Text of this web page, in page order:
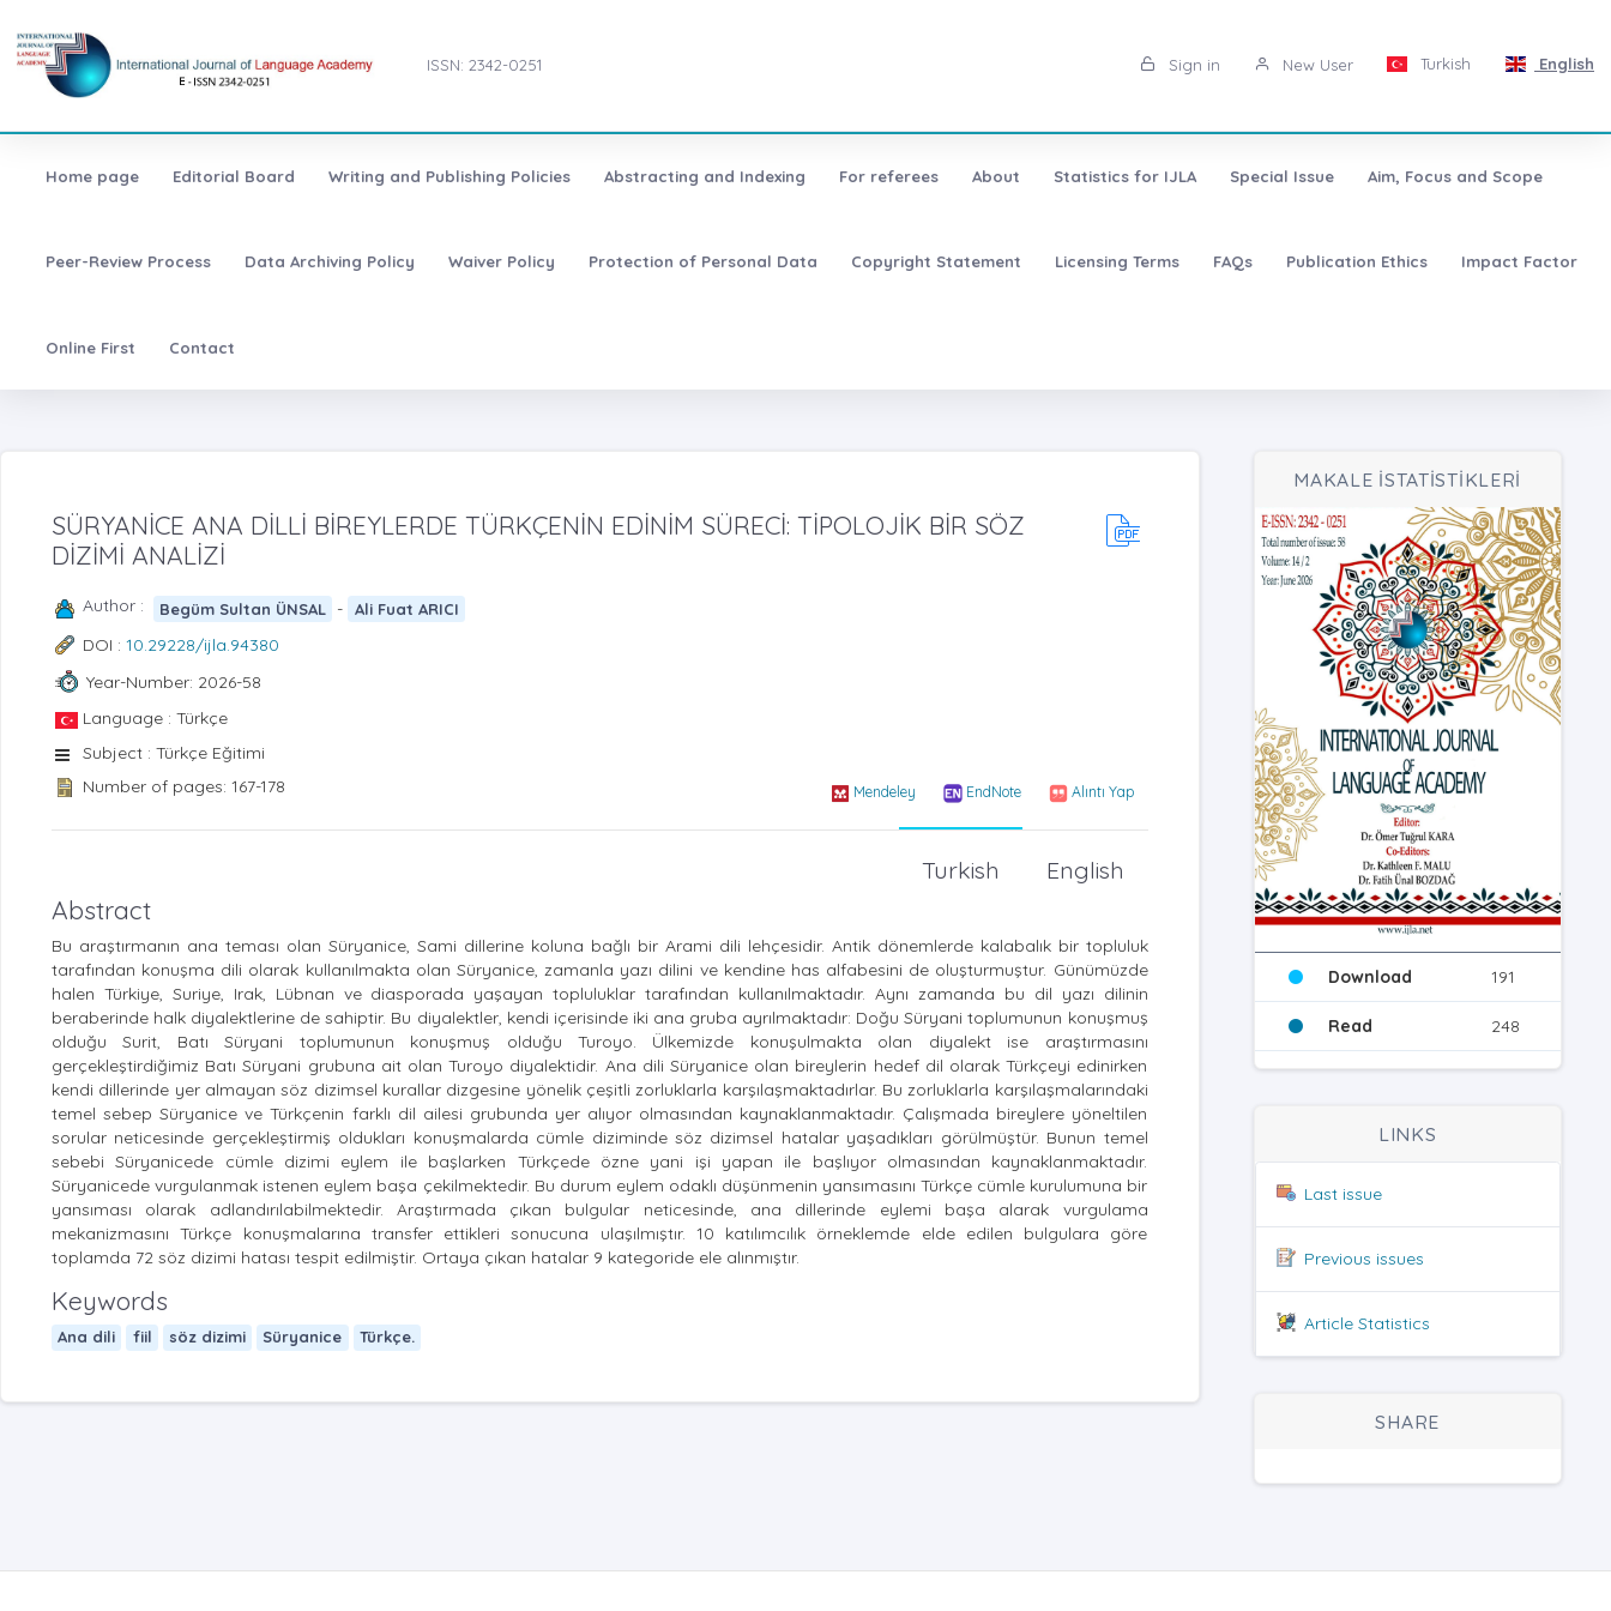
ISSN: 2342-0251 Sign in New User Turkish English
Home page Editorial Board Writing and Publishing Policies Abstracting and Indexing For referees About Statistics for IJLA Special Issue Aim, Focus and Scope
Peer-Review Process Data Archiving Policy Waiver Policy Protection of Personal Data Copyright Statement Licensing Terms FAQs Publication Ethics Impact Factor
Online First Contact
SÜRYANİCE ANA DİLLİ BİREYLERDE TÜRKÇENİN EDİNİM SÜRECİ: TİPOLOJİK BİR SÖZ
DİZİMİ ANALİZİ
Author : Begüm Sultan ÜNSAL - Ali Fuat ARICI
DOI : 10.29228/ijla.94380
Year-Number: 2026-58
Language : Türkçe
Subject : Türkçe Eğitimi
Number of pages: 167-178
Mendeley EndNote Alıntı Yap
English
Turkish
Abstract
Bu araştırmanın ana teması olan Süryanice, Sami dillerine koluna bağlı bir Arami dili lehçesidir. Antik dönemlerde kalabalık bir topluluk
tarafından konuşma dili olarak kullanılmakta olan Süryanice, zamanla yazı dilini ve kendine has alfabesini de oluşturmuştur. Günümüzde
halen Türkiye, Suriye, Irak, Lübnan ve diasporada yaşayan topluluklar tarafından kullanılmaktadır. Aynı zamanda bu dil yazı dilinin
beraberinde halk diyalektlerine de sahiptir. Bu diyalektler, kendi içerisinde iki ana gruba ayrılmaktadır: Doğu Süryani toplumunun konuşmuş
olduğu Surit, Batı Süryani toplumunun konuşmuş olduğu Turoyo. Ülkemizde konuşulmakta olan diyalekt ise araştırmasını
gerçekleştirdiğimiz Batı Süryani grubuna ait olan Turoyo diyalektidir. Ana dili Süryanice olan bireylerin hedef dil olarak Türkçeyi edinirken
kendi dillerinde yer almayan söz dizimsel kurallar dizgesine yönelik çeşitli zorluklarla karşılaşmaktadırlar. Bu zorluklarla karşılaşmalarındaki
temel sebep Süryanice ve Türkçenin farklı dil ailesi grubunda yer alıyor olmasından kaynaklanmaktadır. Çalışmada bireylere yöneltilen
sorular neticesinde gerçekleştirmiş oldukları konuşmalarda cümle diziminde söz dizimsel hatalar yaşadıkları görülmüştür. Bunun temel
sebebi Süryanicede cümle dizimi eylem ile başlarken Türkçede özne yani işi yapan ile başlıyor olmasından kaynaklanmaktadır.
Süryanicede vurgulanmak istenen eylem başa çekilmektedir. Bu durum eylem odaklı düşünmenin yansımasını Türkçe cümle kurulumuna bir
yansıması olarak adlandırılabilmektedir. Araştırmada çıkan bulgular neticesinde, ana dillerinde eylemi başa alarak vurgulama
mekanizmasını Türkçe konuşmalarına transfer ettikleri sonucuna ulaşılmıştır. 10 katılımcılık örneklemde elde edilen bulgulara göre
toplamda 72 söz dizimi hatası tespit edilmiştir. Ortaya çıkan hatalar 9 kategoride ele alınmıştır.
Keywords
Ana dili fiil söz dizimi Süryanice Türkçe.
MAKALE İSTATİSTİKLERİ
Download 191
Read 248
LINKS
Last issue
Previous issues
Article Statistics
SHARE